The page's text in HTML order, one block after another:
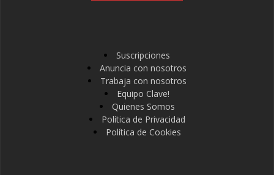
Suscripciones
Anuncia con nosotros
Trabaja con nosotros
Equipo Clave!
Quienes Somos
Política de Privacidad
Política de Cookies